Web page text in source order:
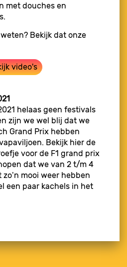
met douches en
Bekijk dat onze
video's
helaas geen festivals
zijn we wel blij dat we
Grand Prix hebben
Bekijk hier de
voor de F1 grand prix
dat we van 2 t/m 4
mooi weer hebben
een paar kachels in het